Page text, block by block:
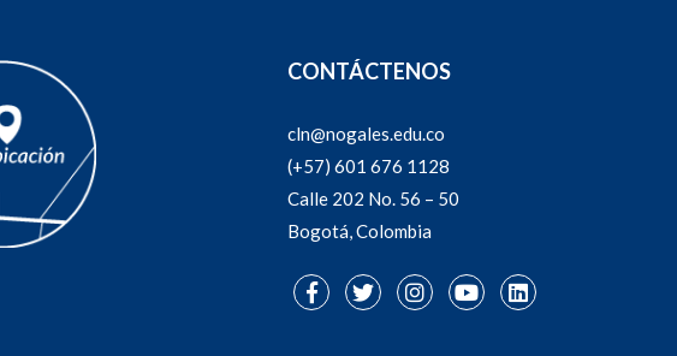
CONTÁCTENOS
cln@nogales.edu.co
(+57) 601 676 1128
Calle 202 No. 56 – 50
Bogotá, Colombia